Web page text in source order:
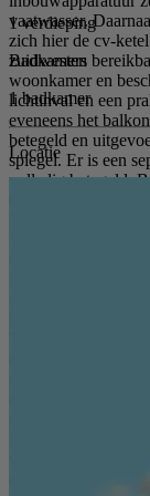
vaatwasser.
zich hier de cv-
zuidwesten
woonkamer en
lichtinval en een
eveneens het
betegeld en
spiegel. Er is een
volledig betegeld.
Gelegen op eigen
Hoek Makelaars &
manier van meten
meetuitkomsten
1 verdieping
Badkamers
1 badkamer
Locatie